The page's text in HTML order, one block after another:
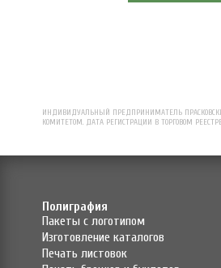
ИНДИВИДУАЛЬНЫЙ ПРЕДПРИНИМАТЕЛЬ
КОМИТЕТОМ. ДАТА РЕГИСТРАЦИИ В ТОРГОВОМ
Полиграфия
Пакеты с логотипом
Изготовление каталогов
Печать листовок